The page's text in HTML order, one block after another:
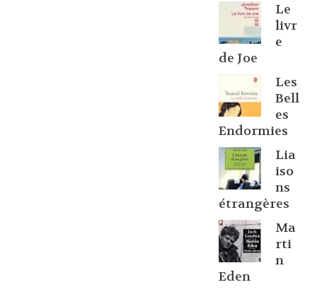
Le
livr
e
de Joe
Les
Bell
es
Endormies
Lia
iso
ns
étrangères
Ma
rti
n
Eden